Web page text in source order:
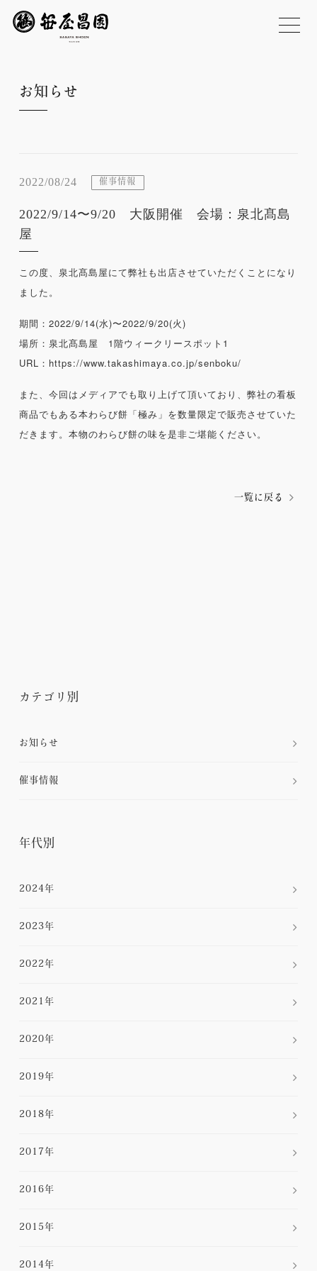
お知らせ
カテゴリ別
お知らせ
催事情報
年代別
2024年
2023年
2022年
2021年
2020年
2019年
2018年
2017年
2016年
2015年
2014年
2022/08/24 催事情報
2022/9/14〜9/20 大阪開催 会場：泉北髙島
屋
この度、泉北髙島屋にて弊社も出店させていただくことになり
ました。
期間：2022/9/14(水)〜2022/9/20(火)
場所：泉北髙島屋 1階ウィークリースポット1
URL： https://www.takashimaya.co.jp/senboku/
また、今回はメディアでも取り上げて頂いており、弊社の看板
商品でもある本わらび餅「極み」を数量限定で販売させていた
だきます。本物のわらび餅の味を是非ご堪能ください。
一覧に戻る